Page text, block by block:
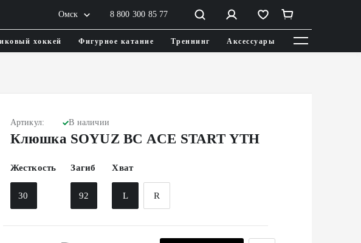
Омск 8 800 300 85 77
хоккей Фигурное катание Треннинг Аксессуары
Артикул: В наличии
Клюшка SOYUZ BC ACE START YTH
Жесткость
30
Загиб
92
Хват
L R